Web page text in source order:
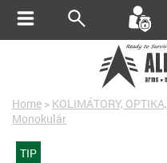
Home > KOLIMÁTORY,
Monokulár
TIP